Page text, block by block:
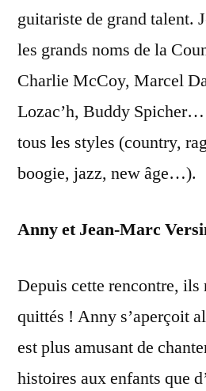
guitariste de grand talent.
les grands noms de la
Charlie McCoy, Marcel
Lozac’h, Buddy Spicher…
tous les styles (country,
boogie, jazz, new âge…).
Anny et Jean-Marc
Depuis cette rencontre, ils
quittés ! Anny s’aperçoit
est plus amusant de
histoires aux enfants que